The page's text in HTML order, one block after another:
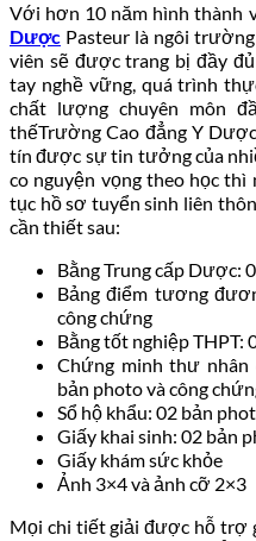
Với hơn 10 năm hình thành
Dược Pasteur là ngôi
viên sẽ được trang bị đầy
tay nghề vững, quá trình
chất lượng chuyên môn
thếTrường Cao đẳng Y
tín được sự tin tưởng của
co nguyện vọng theo học thì
tục hồ sơ tuyển sinh liên
cần thiết sau:
Bằng Trung cấp Dược:
Bảng điểm tương
công chứng
Bằng tốt nghiệp THPT:
Chứng minh thư nhân
bản photo và công
Sổ hộ khẩu: 02 bản
Giấy khai sinh: 02 bản
Giấy khám sức khỏe
Ảnh 3×4 và ảnh cỡ 2×3
Mọi chi tiết giải được hỗ trợ